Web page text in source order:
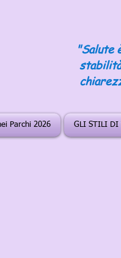
"Salute
Parchi 2026 GLI STILI DI